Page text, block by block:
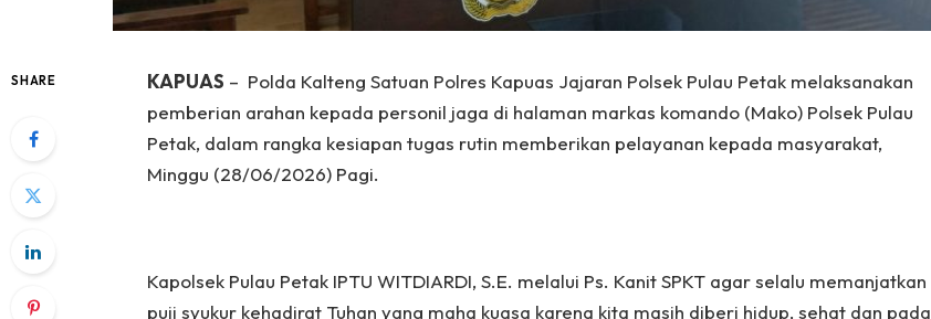
SHARE KAPUAS – Polda Kalteng Satuan Polres Kapuas Jajaran Polsek Pulau Petak melaksanakan
pemberian arahan kepada personil jaga di halaman markas komando (Mako) Polsek Pulau
Petak, dalam rangka kesiapan tugas rutin memberikan pelayanan kepada masyarakat,
Minggu (28/06/2026) Pagi.
Kapolsek Pulau Petak IPTU WITDIARDI, S.E. melalui Ps. Kanit SPKT agar selalu memanjatkan
puji syukur kehadirat Tuhan yang maha kuasa karena kita masih diberi hidup, sehat dan pada